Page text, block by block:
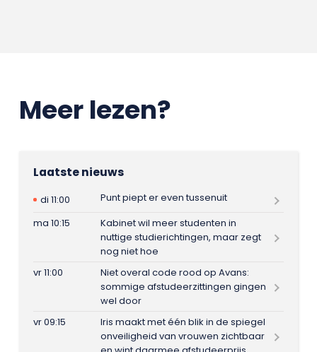
Meer lezen?
Laatste nieuws
di 11:00
Punt piept er even tussenuit
ma 10:15
Kabinet wil meer studenten in
nuttige studierichtingen, maar zegt
nog niet hoe
vr 11:00
Niet overal code rood op Avans:
sommige afstudeerzittingen gingen
wel door
vr 09:15
Iris maakt met één blik in de spiegel
onveiligheid van vrouwen zichtbaar